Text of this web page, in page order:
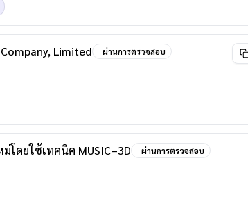
Limited ผ่านการตรวจสอบ
ดยใช้เทคนิค MUSIC–3D ผ่านการตรวจสอบ